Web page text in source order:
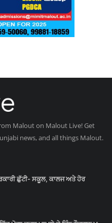
Malout on Malout Live! Get
news, and all things Malout.
ਛੁੱਟੀ- ਸਕੂਲ, ਕਾਲਜ ਅਤੇ ਹੋਰ